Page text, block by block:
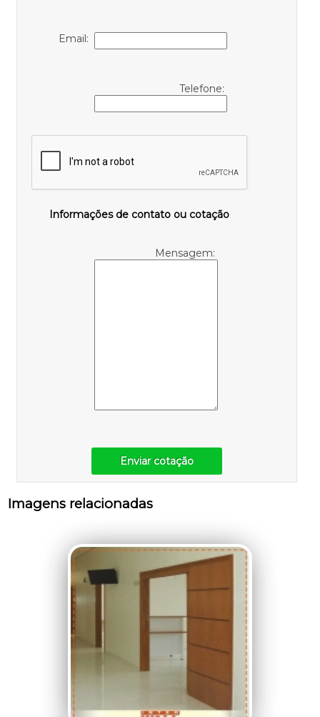
Email:
Telefone:
Informações de contato ou cotação
Mensagem:
Enviar cotação
Imagens relacionadas